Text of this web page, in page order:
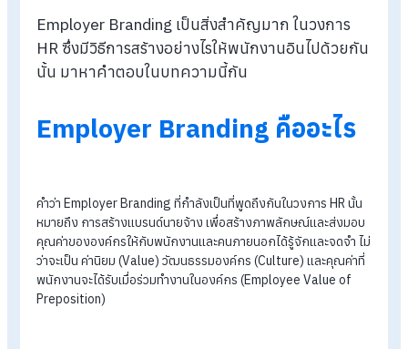
Employer Branding เป็นสิ่งสำคัญมาก ในวงการ
HR ซึ่งมีวิธีการสร้างอย่างไรให้พนักงานอินไปด้วย
นั้น มาหาคำตอบในบทความนี้กัน